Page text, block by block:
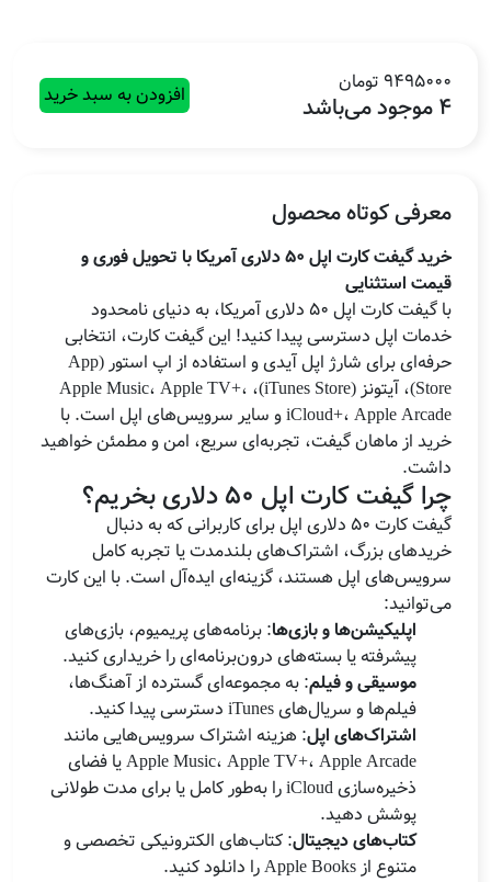
9495000 تومان
4 موجود می‌باشد افزودن به سبد خرید
معرفی کوتاه محصول
خرید گیفت کارت اپل 50 دلاری آمریکا با تحویل فوری و
قیمت استثنایی
با گیفت کارت اپل 50 دلاری آمریکا، به دنیای نامحدود
خدمات اپل دسترسی پیدا کنید! این گیفت کارت، انتخابی
حرفه‌ای برای شارژ اپل آیدی و استفاده از اپ استور (App
Store)، آیتونز (iTunes Store)، Apple Music، Apple TV+،
iCloud+، Apple Arcade و سایر سرویس‌های اپل است. با
خرید از ماهان گیفت، تجربه‌ای سریع، امن و مطمئن خواهید
داشت.
چرا گیفت کارت اپل 50 دلاری بخریم؟
گیفت کارت 50 دلاری اپل برای کاربرانی که به دنبال
خریدهای بزرگ، اشتراک‌های بلندمدت یا تجربه کامل
سرویس‌های اپل هستند، گزینه‌ای ایده‌آل است. با این کارت
می‌توانید:
اپلیکیشن‌ها و بازی‌ها: برنامه‌های پریمیوم، بازی‌های
پیشرفته یا بسته‌های درون‌برنامه‌ای را خریداری کنید.
موسیقی و فیلم: به مجموعه‌ای گسترده از آهنگ‌ها،
فیلم‌ها و سریال‌های iTunes دسترسی پیدا کنید.
اشتراک‌های اپل: هزینه اشتراک سرویس‌هایی مانند
Apple Music، Apple TV+، Apple Arcade یا فضای
ذخیره‌سازی iCloud را به‌طور کامل یا برای مدت طولانی
پوشش دهید.
کتاب‌های دیجیتال: کتاب‌های الکترونیکی تخصصی و
متنوع از Apple Books را دانلود کنید.